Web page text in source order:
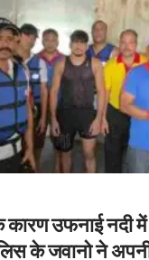
कारण उफनाई नदी
के जवानो ने